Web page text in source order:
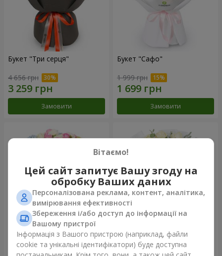
Букет "Три серця"
4 656 грн
Замовити
Букет "Сафо"
1 999 грн
Замовити
Букет "Tarnis"
6 091 грн
Монобукет з 9 білих троянд
1 288 грн
Вітаємо!
Цей сайт запитує Вашу згоду на
обробку Ваших даних
Персоналізована реклама, контент, аналітика,
вимірювання ефективності
Збереження і/або доступ до інформації на
Вашому пристрої
Інформація з Вашого пристрою (наприклад, файли
cookie та унікальні ідентифікатори) буде доступна